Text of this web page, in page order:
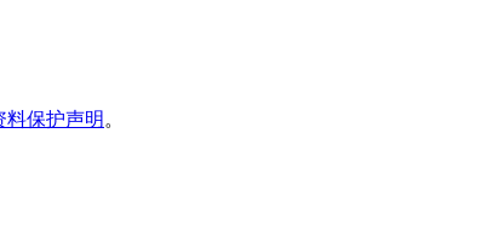
料保护声明 。